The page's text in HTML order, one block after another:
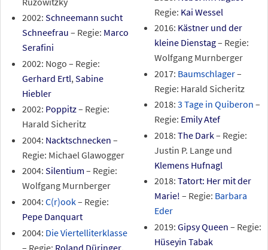
2002: Schneemann sucht
Schneefrau – Regie: Marco
Serafini
2002: Nogo – Regie:
Gerhard Ertl, Sabine
Hiebler
2002: Poppitz– Regie:
Harald Sicheritz
2004: Nacktschnecken –
Regie: Michael Glawogger
2004: Silentium – Regie:
Wolfgang Murnberger
2004: C(r)ook– Regie:
Pepe Danquart
2004: Die Viertelliterklasse
– Regie: Roland Düringer,
Regie: Kai Wessel
2016: Kästner und der
kleine Dienstag– Regie:
Wolfgang Murnberger
2017: Baumschlager–
Regie: Harald Sicheritz
2018: 3 Tage in Quiberon –
Regie: Emily Atef
2018: The Dark– Regie:
Justin P. Lange und
Klemens Hufnagl
2018: Tatort: Her mit der
Marie! – Regie: Barbara
Eder
2019: Gipsy Queen – Regie:
Hüseyin Tabak